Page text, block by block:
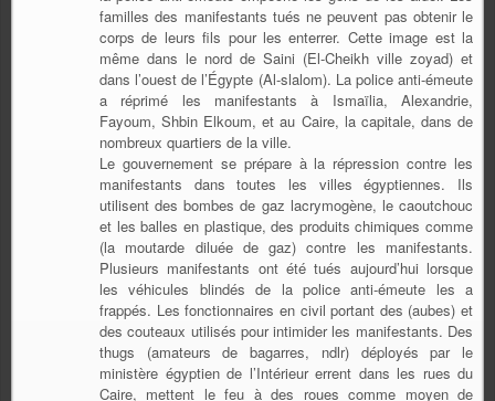
familles des manifestants tués ne peuvent pas obtenir le
corps de leurs fils pour les enterrer. Cette image est la
même dans le nord de Saini (El-Cheikh ville zoyad) et
dans l’ouest de l’Égypte (Al-slalom). La police anti-émeute
a réprimé les manifestants à Ismaïlia, Alexandrie,
Fayoum, Shbin Elkoum, et au Caire, la capitale, dans de
nombreux quartiers de la ville.
Le gouvernement se prépare à la répression contre les
manifestants dans toutes les villes égyptiennes. Ils
utilisent des bombes de gaz lacrymogène, le caoutchouc
et les balles en plastique, des produits chimiques comme
(la moutarde diluée de gaz) contre les manifestants.
Plusieurs manifestants ont été tués aujourd’hui lorsque
les véhicules blindés de la police anti-émeute les a
frappés. Les fonctionnaires en civil portant des (aubes) et
des couteaux utilisés pour intimider les manifestants. Des
thugs (amateurs de bagarres, ndlr) déployés par le
ministère égyptien de l’Intérieur errent dans les rues du
Caire, mettent le feu à des roues comme moyen de